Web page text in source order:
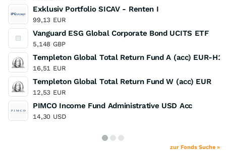
Exklusiv Portfolio SICAV - Renten I
99,13 EUR
Vanguard ESG Global Corporate Bond UCITS ETF
5,148 GBP
Templeton Global Total Return Fund A (acc) EUR-H1
16,51 EUR
Templeton Global Total Return Fund W (acc) EUR
12,53 EUR
PIMCO Income Fund Administrative USD Acc
14,30 USD
zur Fonds Suche »